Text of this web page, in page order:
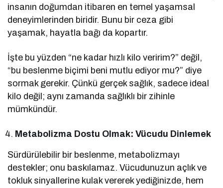
insanın doğumdan itibaren en temel yaşamsal
deneyimlerinden biridir. Bunu bir ceza gibi
yaşamak, hayatla bağı da kopartır.
İşte bu yüzden “ne kadar hızlı kilo veririm?” değil,
“bu beslenme biçimi beni mutlu ediyor mu?” diye
sormak gerekir. Çünkü gerçek sağlık, sadece ideal
kilo değil; aynı zamanda sağlıklı bir zihinle
mümkündür.
Metabolizma Dostu Olmak: Vücudu Dinlemek
Sürdürülebilir bir beslenme, metabolizmayı
destekler; onu baskılamaz. Vücudunuzun açlık ve
tokluk sinyallerine kulak vererek yediğinizde, hem